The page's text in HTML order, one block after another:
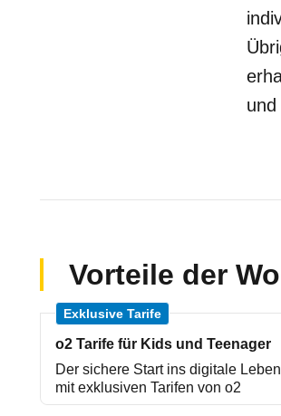
Vorteile der
Exklusive Tarife
o2 Tarife für Kids und Teenager
Der sichere Start ins digitale Leben
mit exklusiven Tarifen von o2